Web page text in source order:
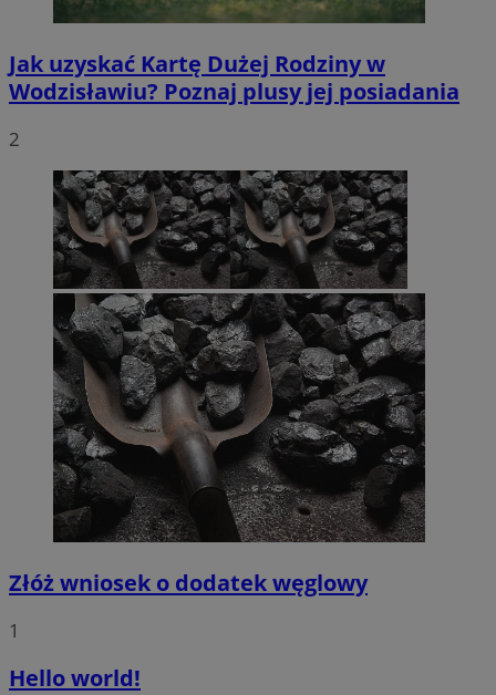
Jak uzyskać Kartę Dużej Rodziny w
Wodzisławiu? Poznaj plusy jej posiadania
2
Złóż wniosek o dodatek węglowy
1
Hello world!